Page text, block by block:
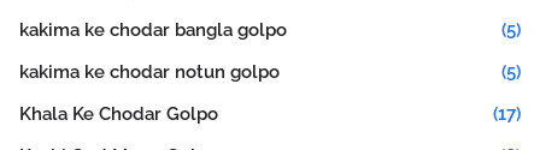
kakima ke chodar bangla golpo
(5)
kakima ke chodar notun golpo
(5)
Khala Ke Chodar Golpo
(17)